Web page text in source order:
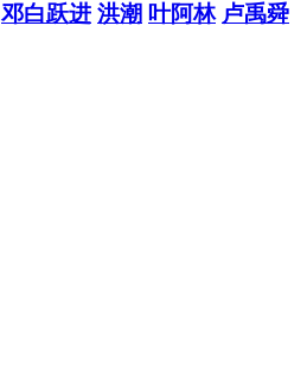
邓白跃进 洪潮 叶阿林 卢禹舜